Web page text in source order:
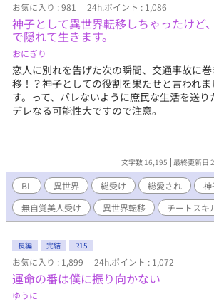
お気に入り : 981 24h.ポイント : 1,086
神子として異世界転移しちゃったけど
で隠れて生きます。
おにぎり
恋人に別れを告げた次の瞬間、交通事故に
移！？神子としての役割を果たせと言われ
す。って、バレないように庶民な生活を送り
デレなる可能性大ですので注意。
文字数 16,195 最終更新日
BL 異世界 総受け 総愛され 神
無自覚美人受け
異世界転移 チートスキ
長編 完結 R15
お気に入り : 1,899 24h.ポイント : 1,072
運命の番は僕に振り向かない
ゆうに